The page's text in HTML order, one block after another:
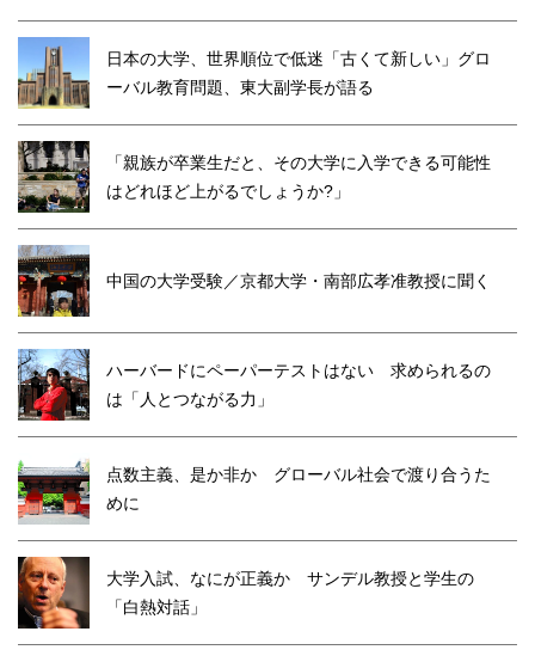
日本の大学、世界順位で低迷「古くて新しい」グロ
ーバル教育問題、東大副学長が語る
「親族が卒業生だと、その大学に入学できる可能性
はどれほど上がるでしょうか?」
中国の大学受験／京都大学・南部広孝准教授に聞く
ハーバードにペーパーテストはない 求められるの
は「人とつながる力」
点数主義、是か非か グローバル社会で渡り合うた
めに
大学入試、なにが正義か サンデル教授と学生の
「白熱対話」